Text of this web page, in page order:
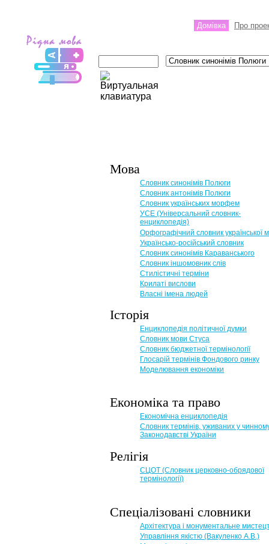
Домівка Про
Мова
Словник синонімів Полюги
Словник антонімів Полюги
Словник українських морфем
УСЕ (Універсальний словник-
енциклопедія)
Орфографічний словник української
Українсько-російський словник
Словник синонімів Караванського
Словник іншомовник слів
Стилістичні терміни
Крилаті вислови
Власні імена людей
Історія
Енциклопедія політичної думки
Словник мови Стуса
Словник бюджетної термінології
Глосарій термінів Фондового ринку
Моделювання економіки
Економіка та право
Eкономічна енциклопедія
Словник термінів, уживаних у
Законодавстві України
Релігія
СЦОТ (Словник церковно-обрядової
термінології)
Спеціалізовані словники
Архітектура і монументальне
Управління якістю (Вакуленко А.В.)